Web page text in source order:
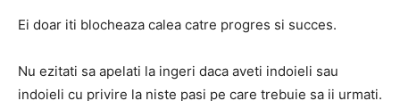
Ei doar iti blocheaza calea catre progres si succes.
Nu ezitati sa apelati la ingeri daca aveti indoieli sau
indoieli cu privire la niste pasi pe care trebuie sa ii urmati.